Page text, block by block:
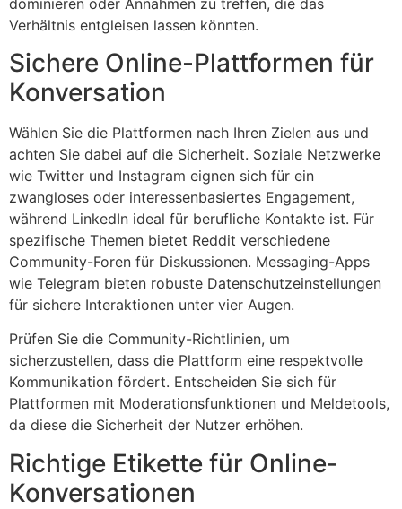
Verhältnis entgleisen lassen könnten.
Sichere Online-Plattformen für
Konversation
Wählen Sie die Plattformen nach Ihren Zielen aus und
achten Sie dabei auf die Sicherheit. Soziale Netzwerke
wie Twitter und Instagram eignen sich für ein
zwangloses oder interessenbasiertes Engagement,
während LinkedIn ideal für berufliche Kontakte ist. Für
spezifische Themen bietet Reddit verschiedene
Community-Foren für Diskussionen. Messaging-Apps
wie Telegram bieten robuste Datenschutzeinstellungen
für sichere Interaktionen unter vier Augen.
Prüfen Sie die Community-Richtlinien, um
sicherzustellen, dass die Plattform eine respektvolle
Kommunikation fördert. Entscheiden Sie sich für
Plattformen mit Moderationsfunktionen und Meldetools,
da diese die Sicherheit der Nutzer erhöhen.
Richtige Etikette für Online-
Konversationen